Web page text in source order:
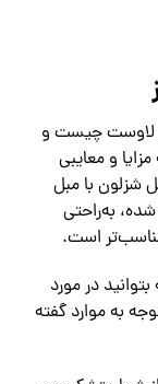
لاوست چیست و
و معایبی
شزلون با مبل
به‌راحتی
است.
در مورد
به موارد گفته